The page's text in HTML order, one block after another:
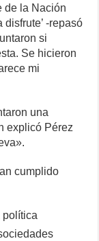
de la Nación
-repasó
si
Se hicieron
mi
una
explicó Pérez
cumplido
política